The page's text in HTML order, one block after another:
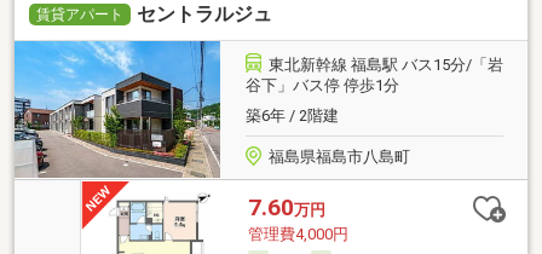
賃貸アパート セントラルジュ
東北新幹線 福島駅 バス15分/「岩
谷下」バス停 停歩1分
築6年 / 2階建
福島県福島市八島町
7.60万円
管理費4,000円